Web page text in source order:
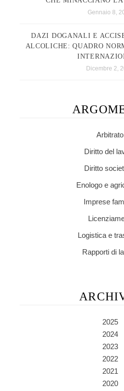
Gennaio 8,
DAZI DOGANALI E
ALCOLICHE: QUADRO
Dicembre 2,
Arbitrato
Diritto del
Diritto
Enologo e
Imprese
Logistica e
Rapporti di
2025
2024
2023
2022
2021
2020